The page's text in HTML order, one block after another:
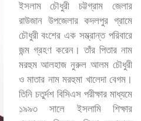
ইসলাম চৌধুরী চট্টগ্রাম জেলার
রাউজান উপজেলার কদলপুর গ্রামে
চৌধুরী বংশের এক সম্ভ্রান্ত পরিবারে
জন্ম গ্রহণ করেন। তাঁর পিতার নাম
মরহুম আলহাজ নুরুল আলম চৌধুরী
ও মাতার নাম মরহুমা খালেদা বেগম।
তিনি চতুর্দশ বিসিএস পরীক্ষার মাধ্যমে
১৯৯৩ সালে ইসলামি শিক্ষার